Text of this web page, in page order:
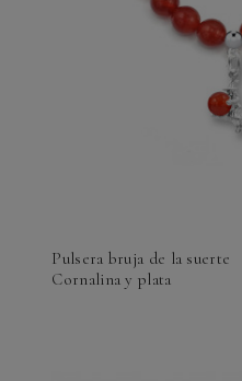
Pulsera bruja de la suerte
Cornalina y plata